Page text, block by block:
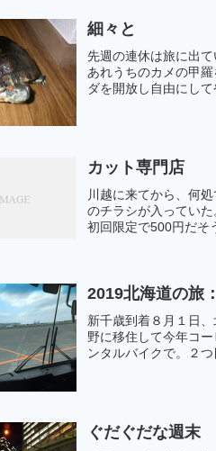
細々と
先週の連休は旅に出
あれうちのカメの甲
ダを開放し自由にし
カット専門店
川越に来てから、何
のチラシが入ってい
初回限定で500円だそ
2019北海道の旅
新千歳到着８月１日
野に移住して今年コ
ンタルバイクで。２
ぐだぐだな週末